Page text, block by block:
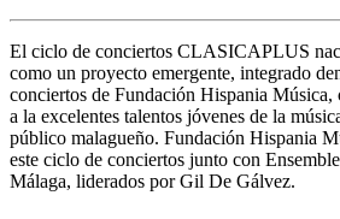
El ciclo de conciertos CLASICAPLUS
como un proyecto emergente, integrado
conciertos de Fundación Hispania
a la excelentes talentos jóvenes de la
público malagueño. Fundación Hispania
este ciclo de conciertos junto con
Málaga, liderados por Gil De Gálvez.